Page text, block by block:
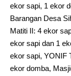
ekor sapi, 1 ekor
Barangan Desa
Matiti II: 4 ekor
ekor sapi dan 1
ekor sapi, YONIF
ekor domba,